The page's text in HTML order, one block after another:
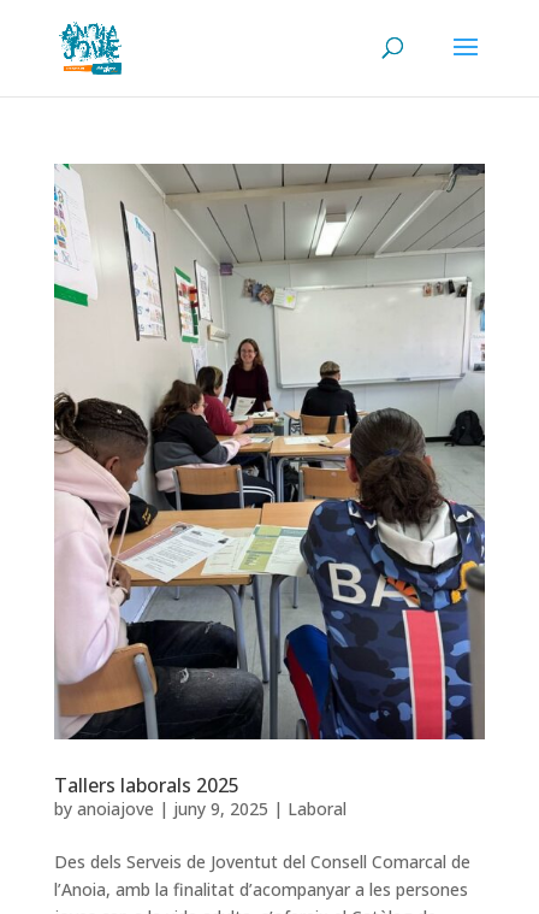
Tallers laborals 2025
by anoiajove | juny 9, 2025 | Laboral
Des dels Serveis de Joventut del Consell Comarcal de
l’Anoia, amb la finalitat d’acompanyar a les persones